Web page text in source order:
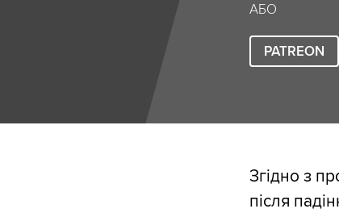
АБО
PATREON
Згідно з
після